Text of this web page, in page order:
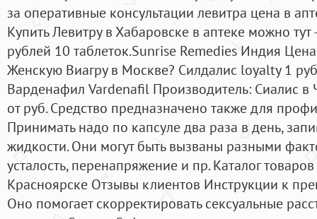
за оперативные консультации левитра цена в
Купить Левитру в Хабаровске в аптеке можно
рублей 10 таблеток.Sunrise Remedies Индия
Женскую Виагру в Москве? Силдалис loyalty 1
Варденафил Vardenafil Производитель: Сиалис в
от руб. Средство предназначено также для
Принимать надо по капсуле два раза в день,
жидкости. Они могут быть вызваны разными
усталость, перенапряжение и пр. Каталог
Красноярске Отзывы клиентов Инструкции к
Оно помогает скорректировать сексуальные